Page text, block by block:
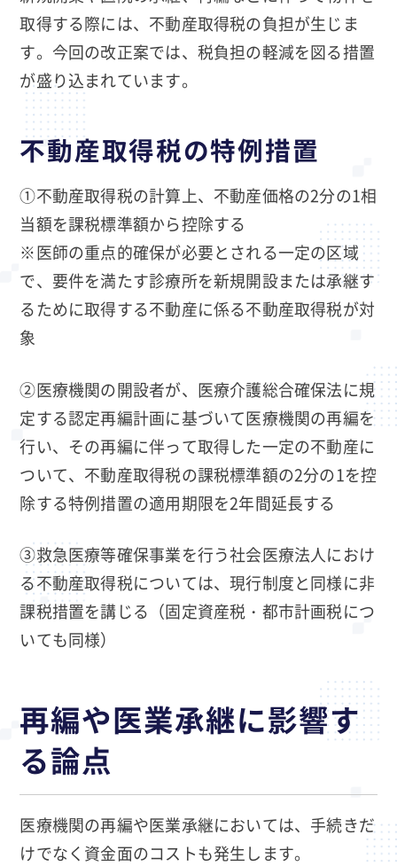
取得する際には、不動産取得税の負担が生じま
す。今回の改正案では、税負担の軽減を図る措置
が盛り込まれています。
不動産取得税の特例措置
①不動産取得税の計算上、不動産価格の2分の1相
当額を課税標準額から控除する
※医師の重点的確保が必要とされる一定の区域
で、要件を満たす診療所を新規開設または承継す
るために取得する不動産に係る不動産取得税が対
象
②医療機関の開設者が、医療介護総合確保法に規
定する認定再編計画に基づいて医療機関の再編を
行い、その再編に伴って取得した一定の不動産に
ついて、不動産取得税の課税標準額の2分の1を控
除する特例措置の適用期限を2年間延長する
③救急医療等確保事業を行う社会医療法人におけ
る不動産取得税については、現行制度と同様に非
課税措置を講じる（固定資産税・都市計画税につ
いても同様）
再編や医業承継に影響す
る論点
医療機関の再編や医業承継においては、手続きだ
けでなく資金面のコストも発生します。